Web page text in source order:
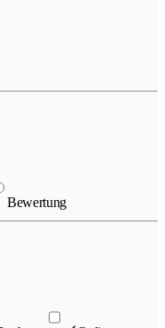
Bewertung